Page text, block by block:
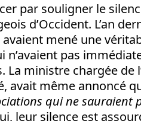
par souligner le
d’Occident. L’an
mené une
n’avaient pas
La ministre chargée de
avait même annoncé
qui ne sauraient
leur silence est